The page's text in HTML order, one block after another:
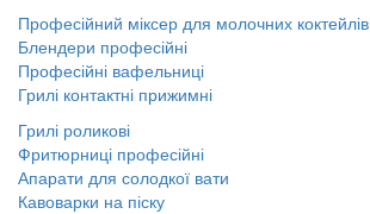
Професійний міксер для молочних коктейлів
Блендери професійні
Професійні вафельниці
Грилі контактні прижимні
Грилі роликові
Фритюрниці професійні
Апарати для солодкої вати
Кавоварки на піску